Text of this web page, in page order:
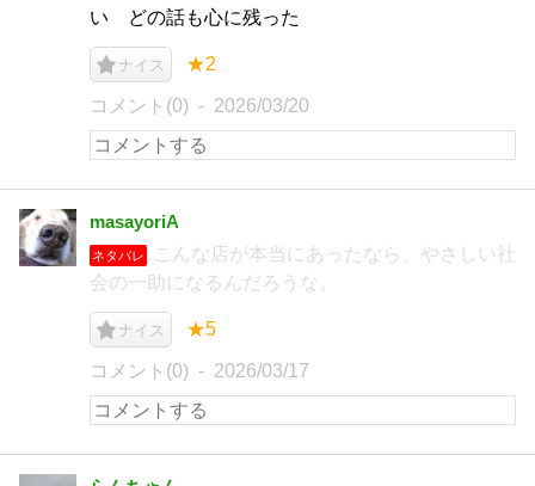
い どの話も心に残った
ナイス ★2
コメント(0) 2026/03/20
masayoriA
ネタバレ
こんな店が本当にあったなら、やさしい社
会の一助になるんだろうな。
ナイス ★5
コメント(0) 2026/03/17